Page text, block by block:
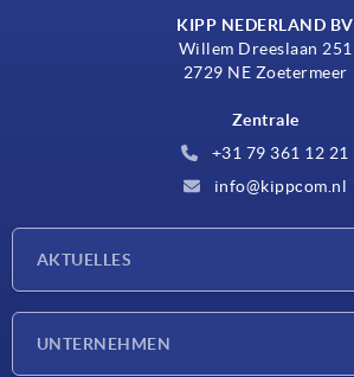
KIPP NEDERLAND BV
Willem Dreeslaan 251
2729 NE Zoetermeer
Zentrale
+31 79 361 12 21
info@kippcom.nl
AKTUELLES
UNTERNEHMEN